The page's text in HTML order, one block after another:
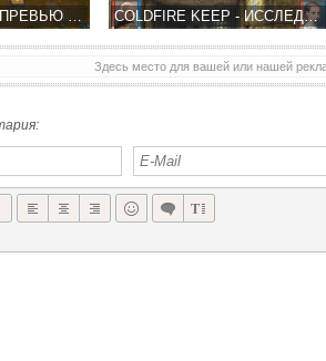
ЭКСКЛЮЗИВНОЕ ПРЕВЬЮ DEMONROCK: WAR OF AGES СМЕСЬ RPG И ЗАЩИТНЫХ БАШЕН! COLDFIRE KEEP - ИССЛЕДОВАНИЕ ПОДЗЕМЕЛИЙ В КАРМАНЕ
Здесь место для вашей или нашей